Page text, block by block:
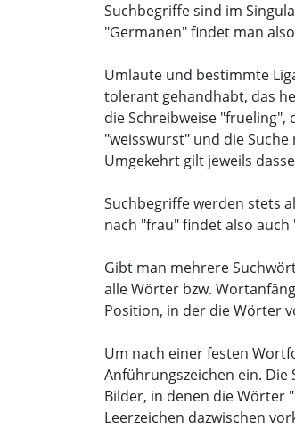
Suchbegriffe sind im
"Germanen" findet man
Umlaute und bestimmte
tolerant gehandhabt, das
die Schreibweise "frueling",
"weisswurst" und die
Umgekehrt gilt jeweils
Suchbegriffe werden stets
nach "frau" findet also
Gibt man mehrere
alle Wörter bzw.
Position, in der die Wörter
Um nach einer festen
Anführungszeichen ein.
Bilder, in denen die Wörter
Leerzeichen dazwischen